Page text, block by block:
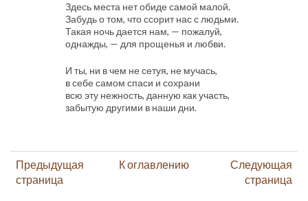
Здесь места нет обиде самой малой.
Забудь о том, что ссорит нас с людьми.
Такая ночь дается нам, — пожалуй,
однажды, — для прощенья и любви.
И ты, ни в чем не сетуя, не мучась,
в себе самом спаси и сохрани
всю эту нежность, данную как участь,
забытую другими в наши дни.
Предыдущая
страница
К оглавлению
Следующая
страница